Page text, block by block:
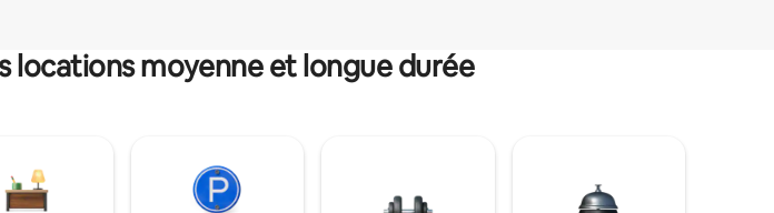
locations moyenne et longue durée